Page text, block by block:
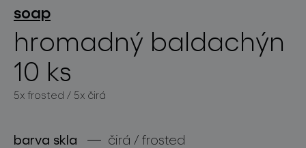
produkty
projekty
o značce
soap
hromadný baldachýn
10 ks
5x frosted / 5x čirá
barva skla čirá / frosted